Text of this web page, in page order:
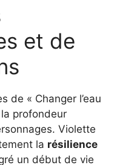
et de
de « Changer l’eau
profondeur
Violette
la résilience
un début de vie